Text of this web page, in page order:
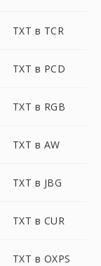
TXT в TCR
TXT в PCD
TXT в RGB
TXT в AW
TXT в JBG
TXT в CUR
TXT в OXPS